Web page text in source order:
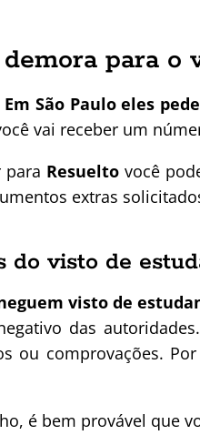
para o
Em São Paulo eles
vai receber um
para Resueltovocê
extras
do visto de
visto de
das
ou comprovações.
é bem provável que